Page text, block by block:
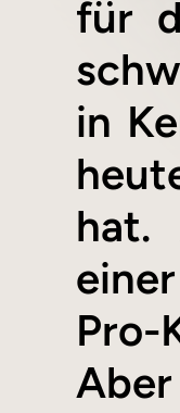
für
in
hat.
Pro-